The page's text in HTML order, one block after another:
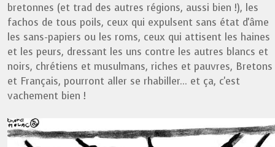
bretonnes (et trad des autres régions, aussi bien !), les
fachos de tous poils, ceux qui expulsent sans état d'âme
les sans-papiers ou les roms, ceux qui attisent les haines
et les peurs, dressant les uns contre les autres blancs et
noirs, chrétiens et musulmans, riches et pauvres, Bretons
et Français, pourront aller se rhabiller... et ça, c'est
vachement bien !